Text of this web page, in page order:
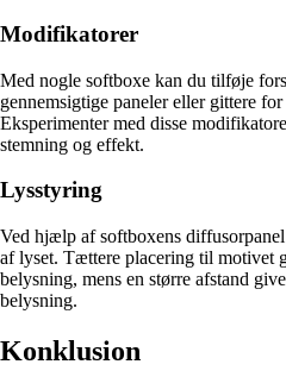
Modifikatorer
Med nogle softboxe kan du tilføje
gennemsigtige paneler eller gittere
Eksperimenter med disse
stemning og effekt.
Lysstyring
Ved hjælp af softboxens
af lyset. Tættere placering til motivet
belysning, mens en større afstand
belysning.
Konklusion